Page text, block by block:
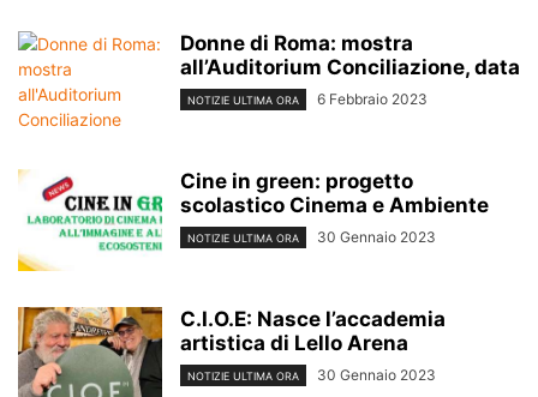
Donne di Roma: mostra
all’Auditorium Conciliazione, data
NOTIZIE ULTIMA ORA 6 Febbraio 2023
Cine in green: progetto
scolastico Cinema e Ambiente
NOTIZIE ULTIMA ORA 30 Gennaio 2023
C.I.O.E: Nasce l’accademia
artistica di Lello Arena
NOTIZIE ULTIMA ORA 30 Gennaio 2023